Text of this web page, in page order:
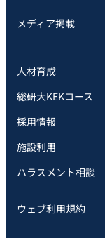
メディア掲載
人材育成
総研大KEKコース
採用情報
施設利用
ハラスメント相談
ウェブ利用規約